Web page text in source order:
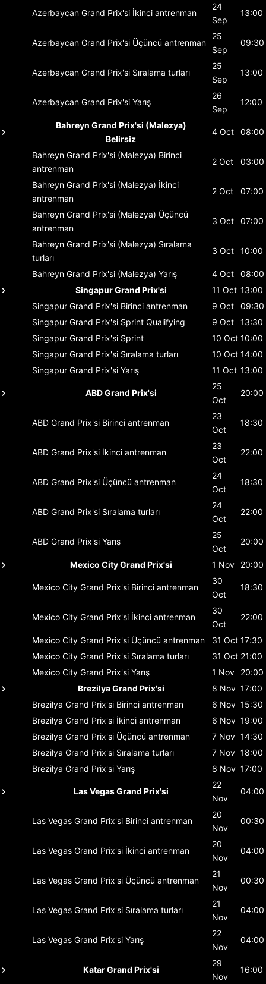
Azerbaycan Grand Prix'si İkinci antrenman
24
Sep
13:00
Azerbaycan Grand Prix'si Üçüncü antrenman
25
Sep
09:30
Azerbaycan Grand Prix'si Sıralama turları
25
Sep
13:00
Azerbaycan Grand Prix'si Yarış
26
Sep
12:00
Bahreyn Grand Prix'si (Malezya)
Belirsiz
4 Oct 08:00
Bahreyn Grand Prix'si (Malezya) Birinci
antrenman
2 Oct 03:00
Bahreyn Grand Prix'si (Malezya) İkinci
antrenman
2 Oct 07:00
Bahreyn Grand Prix'si (Malezya) Üçüncü
antrenman
3 Oct 07:00
Bahreyn Grand Prix'si (Malezya) Sıralama
turları
3 Oct 10:00
Bahreyn Grand Prix'si (Malezya) Yarış 4 Oct
08:00
Singapur Grand Prix'si
11 Oct 13:00
Singapur Grand Prix'si Birinci antrenman 9 Oct
09:30
Singapur Grand Prix'si Sprint Qualifying 9 Oct
13:30
Singapur Grand Prix'si Sprint 10 Oct 10:00
Singapur Grand Prix'si Sıralama turları 10 Oct 14:00
Singapur Grand Prix'si Yarış 11 Oct 13:00
ABD Grand Prix'si
25
Oct
20:00
ABD Grand Prix'si Birinci antrenman
23
Oct
18:30
ABD Grand Prix'si İkinci antrenman
23
Oct
22:00
ABD Grand Prix'si Üçüncü antrenman
24
Oct
18:30
ABD Grand Prix'si Sıralama turları
24
Oct
22:00
ABD Grand Prix'si Yarış
25
Oct
20:00
Mexico City Grand Prix'si 1 Nov 20:00
Mexico City Grand Prix'si Birinci antrenman
30
Oct
18:30
Mexico City Grand Prix'si İkinci antrenman
30
Oct
22:00
Mexico City Grand Prix'si Üçüncü antrenman 31 Oct 17:30
Mexico City Grand Prix'si Sıralama turları 31 Oct 21:00
Mexico City Grand Prix'si Yarış 1 Nov
20:00
Brezilya Grand Prix'si
8 Nov 17:00
Brezilya Grand Prix'si Birinci antrenman 6 Nov 15:30
Brezilya Grand Prix'si İkinci antrenman 6 Nov 19:00
Brezilya Grand Prix'si Üçüncü antrenman 7 Nov 14:30
Brezilya Grand Prix'si Sıralama turları 7 Nov 18:00
Brezilya Grand Prix'si Yarış 8 Nov 17:00
Las Vegas Grand Prix'si
22
Nov
04:00
Las Vegas Grand Prix'si Birinci antrenman
20
Nov
00:30
Las Vegas Grand Prix'si İkinci antrenman
20
Nov
04:00
Las Vegas Grand Prix'si Üçüncü antrenman
21
Nov
00:30
Las Vegas Grand Prix'si Sıralama turları
21
Nov
04:00
Las Vegas Grand Prix'si Yarış
22
Nov
04:00
Katar Grand Prix'si
29
Nov
16:00